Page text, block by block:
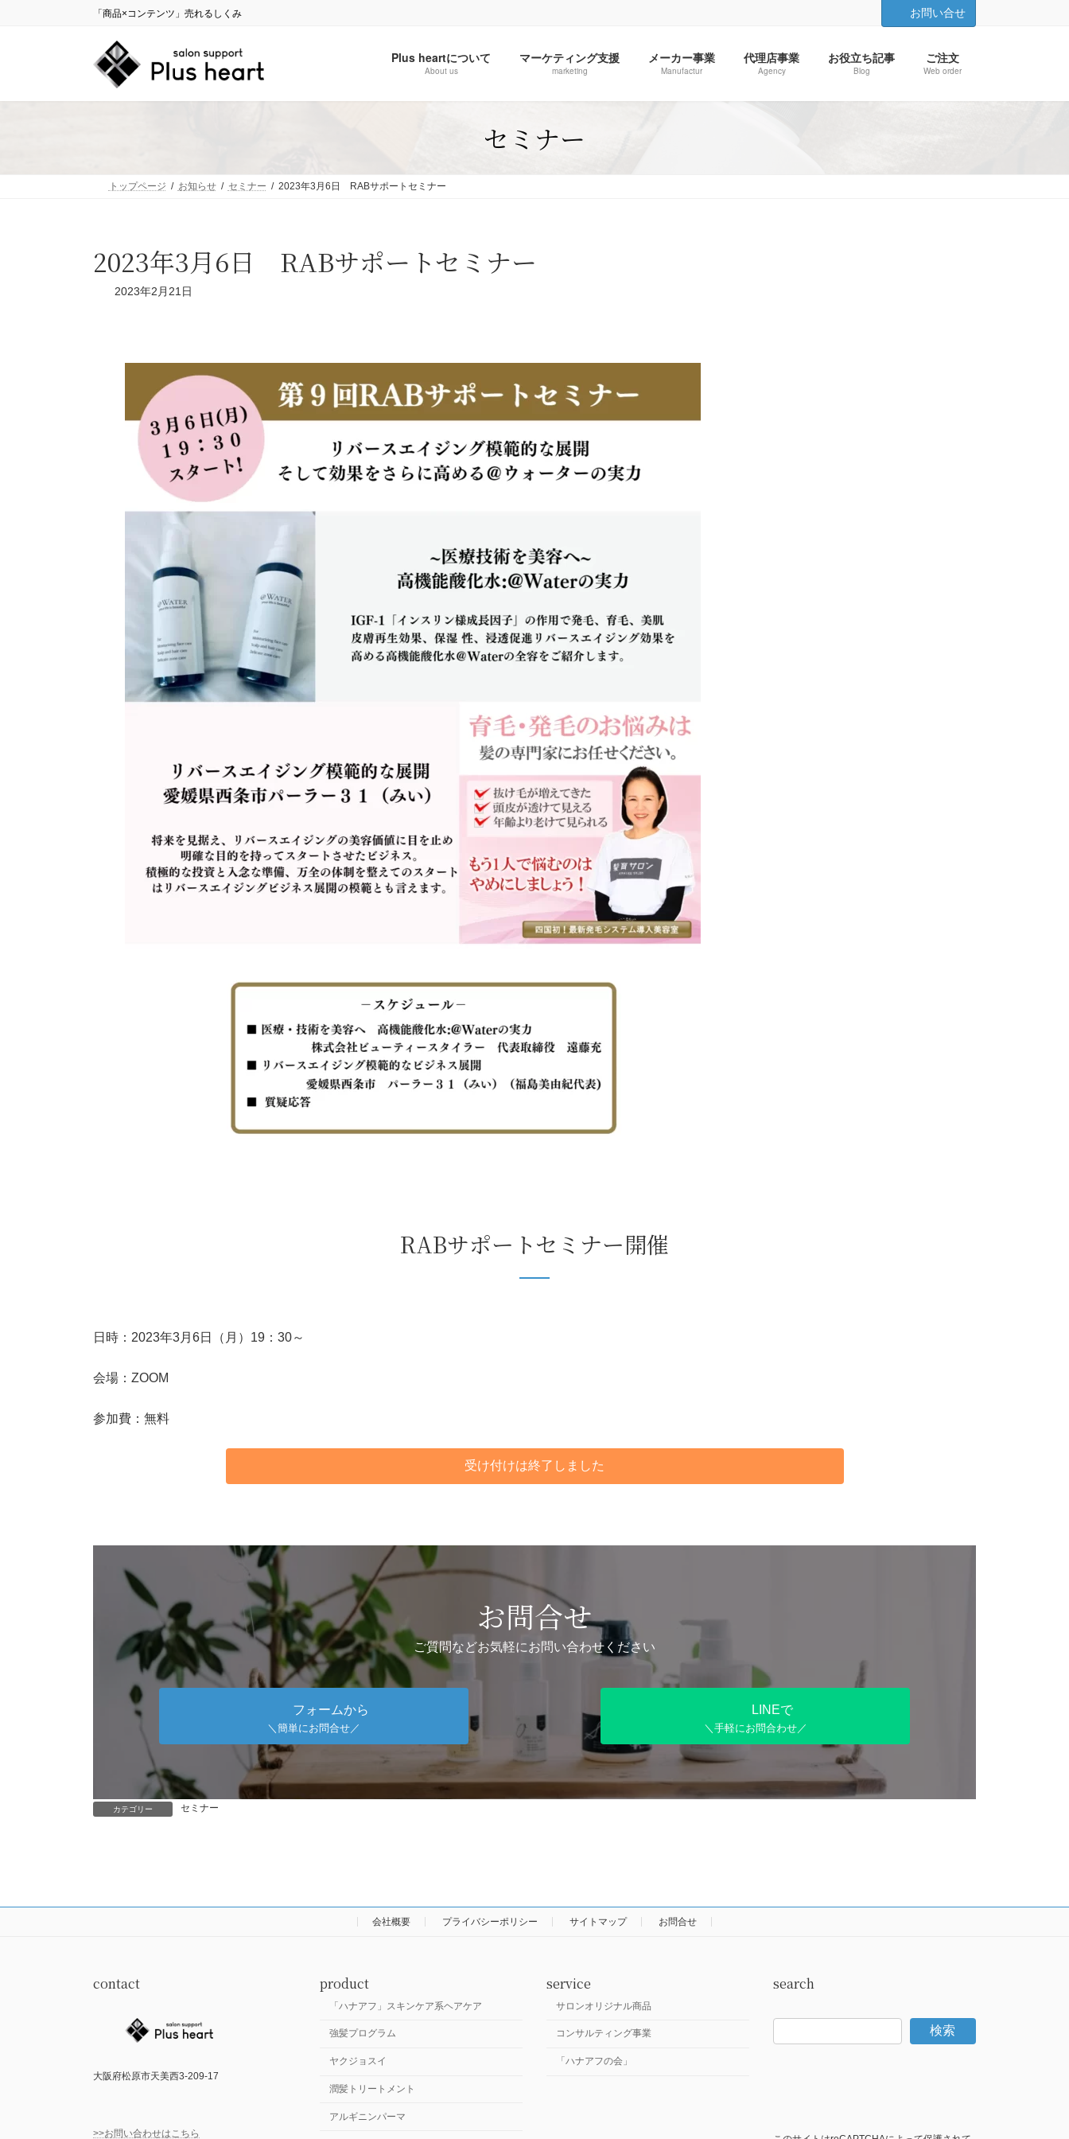
「商品×コンテンツ」売れるしくみ お問い合せ
Plus heartについて
About us
マーケティング支援
marketing
メーカー事業
Manufactur
代理店事業
Agency
お役立ち記事
Blog
ご注文
Web order
セミナー
トップページ お知らせ セミナー 2023年3月6日 RABサポートセミナー
2023年3月6日 RABサポートセミナー
2023年2月21日
RABサポートセミナー開催
日時：2023年3月6日（月）19：30～
会場：ZOOM
参加費：無料
受け付けは終了しました
お問合せ
ご質問などお気軽にお問い合わせください
フォームから
＼簡単にお問合せ／
LINEで
＼手軽にお問合わせ／
カテゴリー セミナー
会社概要 プライバシーポリシー サイトマップ お問合せ
contact
大阪府松原市天美西3-209-17
>>お問い合わせはこちら
product
「ハナアフ」スキンケア系ヘアケア
強髪プログラム
ヤクジョスイ
潤髪トリートメント
アルギニンパーマ
service
サロンオリジナル商品
コンサルティング事業
「ハナアフの会」
search
検索